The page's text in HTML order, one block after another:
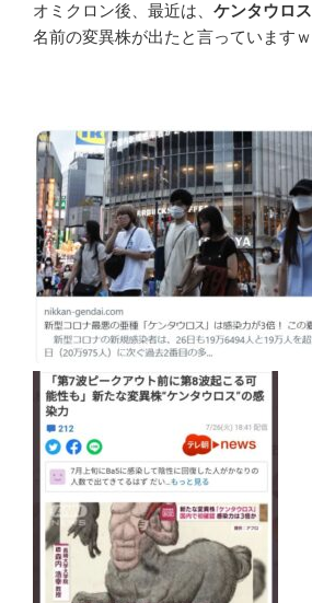
オミクロン後、最近は、 ケンタウロス
名前の変異株が出たと言っていますｗ